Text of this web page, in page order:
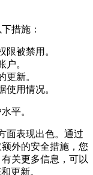
措施：
限被禁用。
户。
更新。
使用情况。
平。
面表现出色。通过
外的安全措施，您
关更多信息，可以
更新。